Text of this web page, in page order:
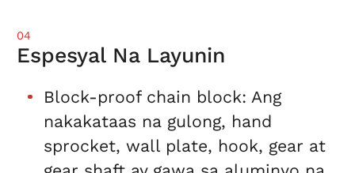
04
Espesyal Na Layunin
Block-proof chain block: Ang
nakakataas na gulong, hand
sprocket, wall plate, hook, gear at